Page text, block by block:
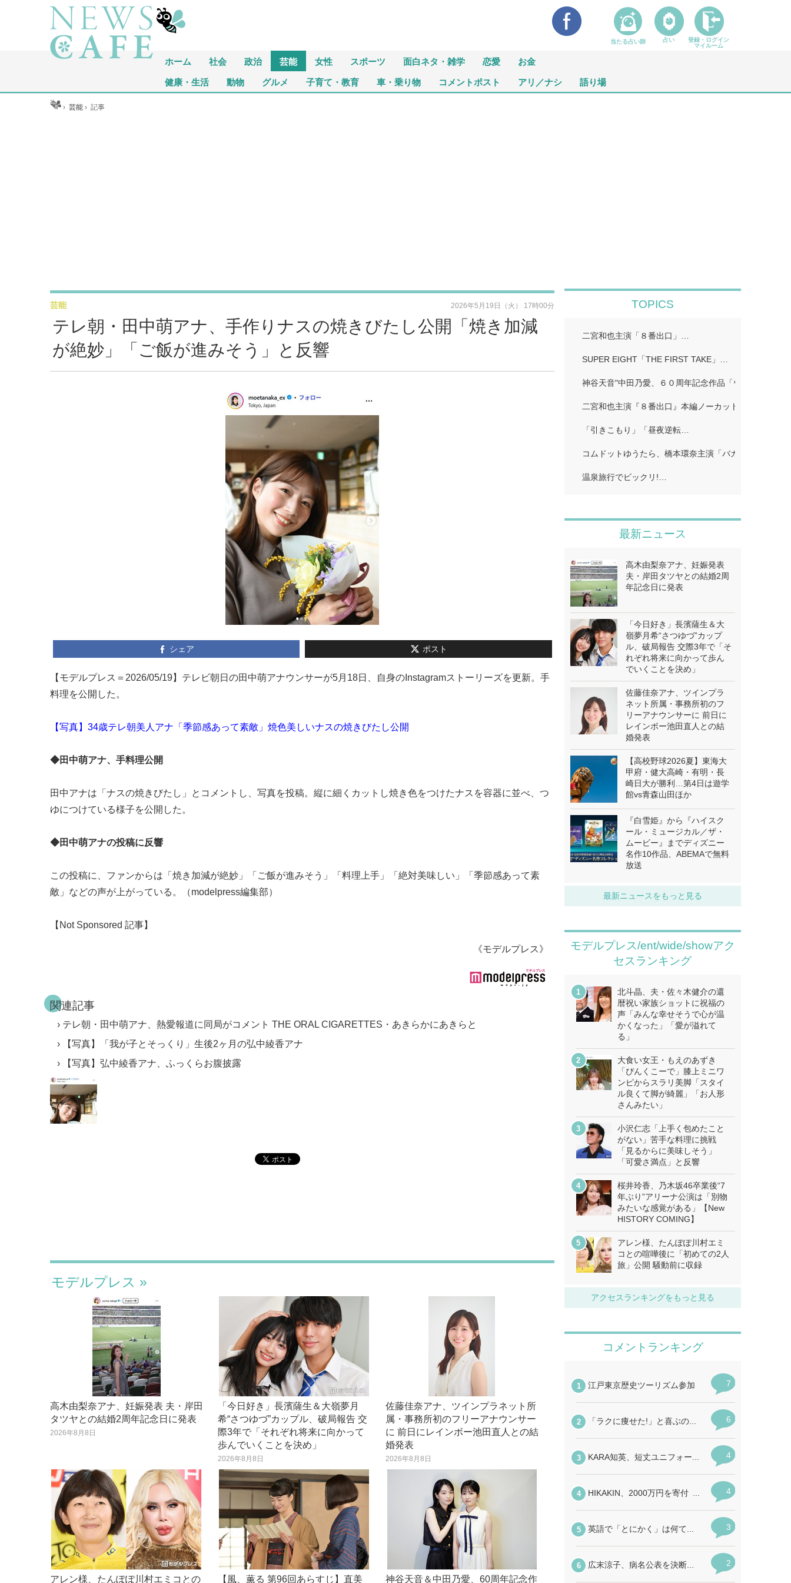
ホーム 社会 政治 芸能 女性 スポーツ 面白ネタ・雑学 恋愛 お金
健康・生活 動物 グルメ 子育て・教育 車・乗り物 コメントポスト アリ／ナシ 語り場
ホーム ›芸能 ›記事
テレ朝・田中萌アナ、手作りナスの焼きびたし公開「焼き加減
が絶妙」「ご飯が進みそう」と反響
芸能 2026年5月19日（火） 17時00分
シェア ポスト
【モデルプレス＝2026/05/19】テレビ朝日の田中萌アナウンサーが5月18日、自身のInstagramストーリーズを更新。手
料理を公開した。
【写真】34歳テレ朝美人アナ「季節感あって素敵」焼色美しいナスの焼きびたし公開
◆田中萌アナ、手料理公開
田中アナは「ナスの焼きびたし」とコメントし、写真を投稿。縦に細くカットし焼き色をつけたナスを容器に並べ、つ
ゆにつけている様子を公開した。
◆田中萌アナの投稿に反響
この投稿に、ファンからは「焼き加減が絶妙」「ご飯が進みそう」「料理上手」「絶対美味しい」「季節感あって素
敵」などの声が上がっている。（modelpress編集部）
【Not Sponsored 記事】
《モデルプレス》
関連記事
テレ朝・田中萌アナ、熱愛報道に同局がコメント THE ORAL CIGARETTES・あきらかにあきらと
【写真】「我が子とそっくり」生後2ヶ月の弘中綾香アナ
【写真】弘中綾香アナ、ふっくらお腹披露
モデルプレス
高木由梨奈アナ、妊娠発表 夫・岸田
タツヤとの結婚2周年記念日に発表
2026年8月8日
「今日好き」長濱薩生＆大嶺夢月
希“さつゆづ”カップル、破局報告 交
際3年で「それぞれ将来に向かって
歩んでいくことを決め」
2026年8月8日
佐藤佳奈アナ、ツインプラネット所
属・事務所初のフリーアナウンサー
に 前日にレインボー池田直人との結
婚発表
2026年8月8日
アレン様、たんぽぽ川村エミコとの 【風、薫る 第96回あらすじ】直美 神谷天音＆中田乃愛、60周年記念作
TOPICS
二宮和也主演「８番出口」…
SUPER EIGHT「THE FIRST TAKE」…
神谷天音"中田乃愛、６０周年記念作品「ウルトラマン
二宮和也主演『８番出口』本編ノーカット地上波初放
「引きこもり」「昼夜逆転…
コムドットゆうたら、橋本環奈主演「バカンスの法則
温泉旅行でビックリ!…
最新ニュース
高木由梨奈アナ、妊娠発表
夫・岸田タツヤとの結婚2周
年記念日に発表
「今日好き」長濱薩生＆大
嶺夢月希“さつゆづ”カップ
ル、破局報告 交際3年で「そ
れぞれ将来に向かって歩ん
でいくことを決め」
佐藤佳奈アナ、ツインプラ
ネット所属・事務所初のフ
リーアナウンサーに 前日に
レインボー池田直人との結
婚発表
【高校野球2026夏】東海大
甲府・健大高崎・有明・長
崎日大が勝利…第4日は遊学
館vs青森山田ほか
『白雪姫』から『ハイスク
ール・ミュージカル／ザ・
ムービー』までディズニー
名作10作品、ABEMAで無料
放送
最新ニュースをもっと見る
モデルプレス/ent/wide/showアク
セスランキング
北斗晶、夫・佐々木健介の還
暦祝い家族ショットに祝福の
声「みんな幸せそうで心が温
かくなった」「愛が溢れて
る」
大食い女王・もえのあずき
「ぴんくこーで」膝上ミニワ
ンピからスラリ美脚「スタイ
ル良くて脚が綺麗」「お人形
さんみたい」
小沢仁志「上手く包めたこと
がない」苦手な料理に挑戦
「見るからに美味しそう」
「可愛さ満点」と反響
桜井玲香、乃木坂46卒業後“7
年ぶり”アリーナ公演は「別物
みたいな感覚がある」【New
HISTORY COMING】
アレン様、たんぽぽ川村エミ
コとの喧嘩後に「初めての2人
旅」公開 騒動前に収録
アクセスランキングをもっと見る
当たる占い師 占い
登録・ログイン
マイルーム